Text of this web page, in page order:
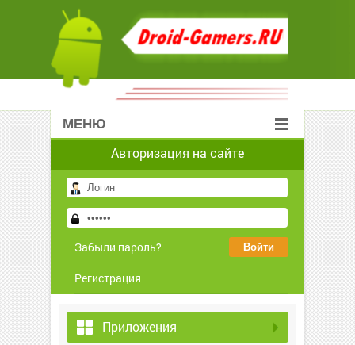
МЕНЮ
Авторизация на сайте
Забыли пароль?
Регистрация
Приложения